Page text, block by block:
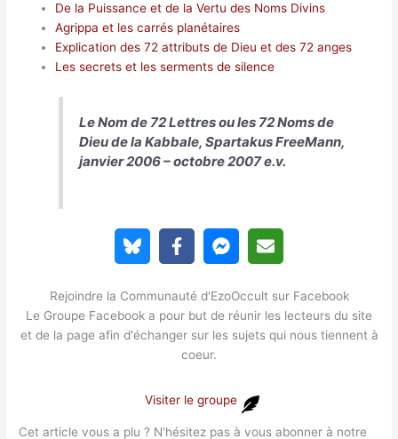
De la Puissance et de la Vertu des Noms Divins
Agrippa et les carrés planétaires
Explication des 72 attributs de Dieu et des 72 anges
Les secrets et les serments de silence
Le Nom de 72 Lettres ou les 72 Noms de
Dieu de la Kabbale, Spartakus FreeMann,
janvier 2006 – octobre 2007 e.v.
Rejoindre la Communauté d'EzoOccult sur Facebook
Le Groupe Facebook a pour but de réunir les lecteurs du site
et de la page afin d'échanger sur les sujets qui nous tiennent à
coeur.
Visiter le groupe
Cet article vous a plu ? N'hésitez pas à vous abonner à notre